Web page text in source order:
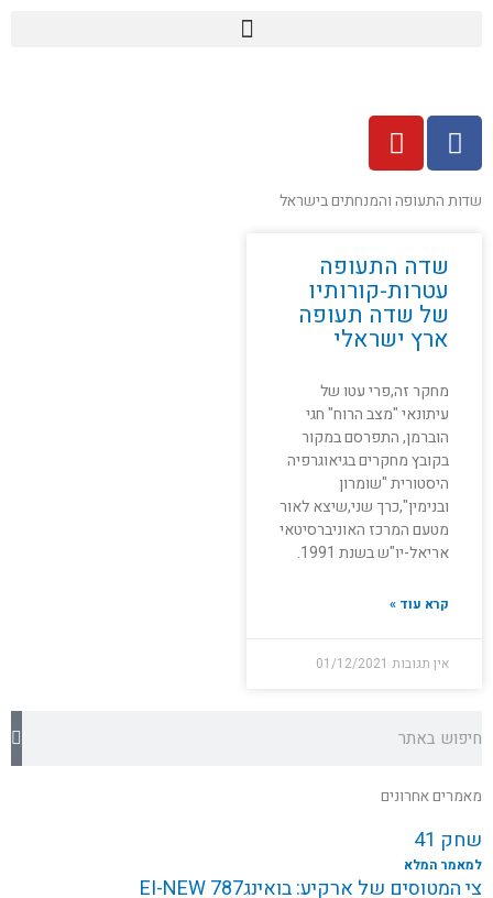
F
a
c
e
o
o
k
Y
o
u
t
b
e
שדות התעופה והמנחתים בישראל
שדה התעופה
עטרות-קורותיו
של שדה תעופה
ארץ ישראלי
מחקר זה,פרי עטו של
עיתונאי "מצב הרוח" חגי
הוברמן, התפרסם במקור
בקובץ מחקרים בגיאוגרפיה
היסטורית "שומרון
ובנימין",כרך שני,שיצא לאור
מטעם המרכז האוניברסיטאי
אריאל-יו"ש בשנת 1991.
קרא עוד »
אין תגובות 01/12/2021
מאמרים אחרונים
שחק 41
למאמר המלא
צי המטוסים של ארקיע: בואינג787 EI-NEW